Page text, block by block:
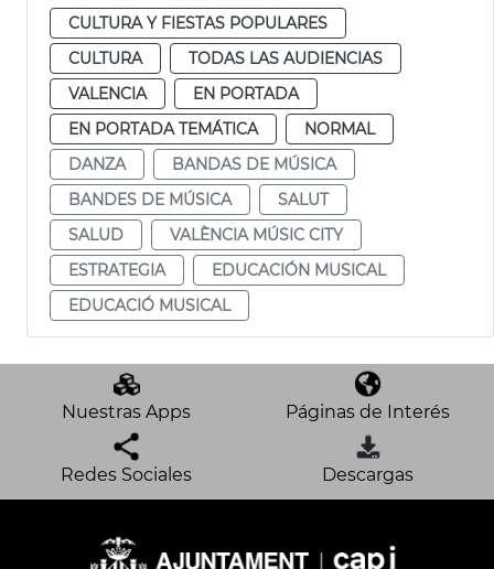
CULTURA Y FIESTAS POPULARES
CULTURA
TODAS LAS AUDIENCIAS
VALENCIA
EN PORTADA
EN PORTADA TEMÁTICA
NORMAL
DANZA
BANDAS DE MÚSICA
BANDES DE MÚSICA
SALUT
SALUD
VALÈNCIA MÚSIC CITY
ESTRATEGIA
EDUCACIÓN MUSICAL
EDUCACIÓ MUSICAL
Nuestras Apps Páginas de Interés
Redes Sociales Descargas